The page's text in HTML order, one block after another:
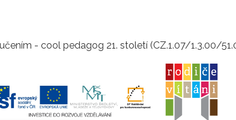
- cool pedagog 21. století (CZ.1.07/1.3.00/